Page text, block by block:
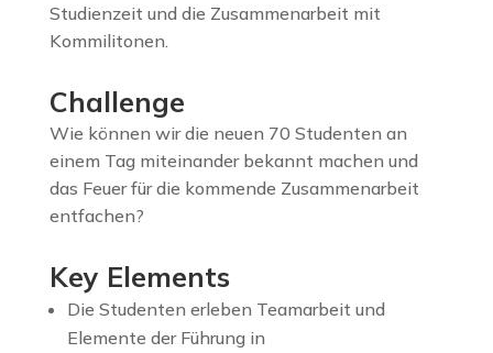
Studienzeit und die Zusammenarbeit mit
Kommilitonen.
Challenge
Wie können wir die neuen 70 Studenten an
einem Tag miteinander bekannt machen und
das Feuer für die kommende Zusammenarbeit
entfachen?
Key Elements
Die Studenten erleben Teamarbeit und
Elemente der Führung in